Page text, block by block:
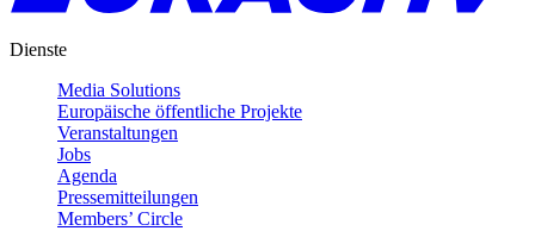
Dienste
Media Solutions
Europäische öffentliche Projekte
Veranstaltungen
Jobs
Agenda
Pressemitteilungen
Members’ Circle